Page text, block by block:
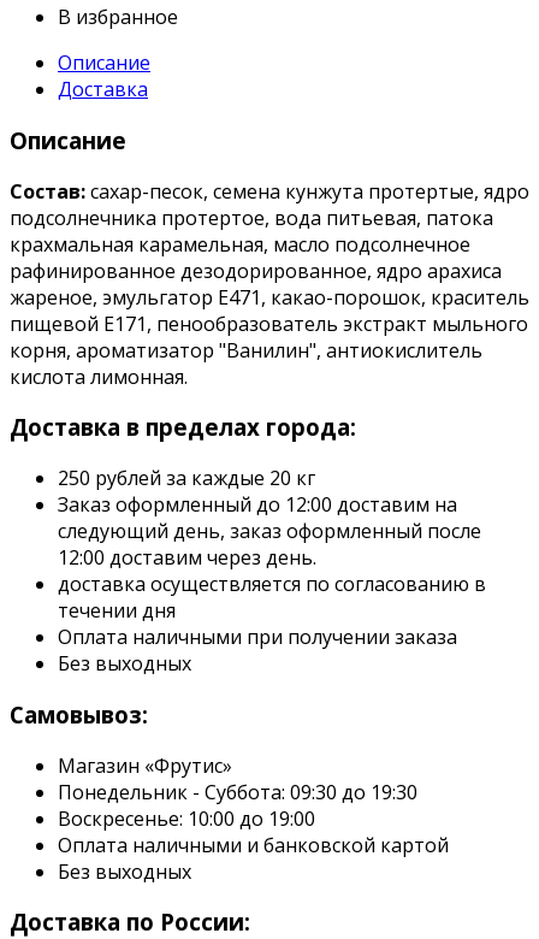
В избранное
Описание
Доставка
Описание
Состав:сахар-песок, семена кунжута протертые, ядро
подсолнечника протертое, вода питьевая, патока
крахмальная карамельная, масло подсолнечное
рафинированное дезодорированное, ядро арахиса
жареное, эмульгатор Е471, какао-порошок, краситель
пищевой E171, пенообразователь экстракт мыльного
корня, ароматизатор "Ванилин", антиокислитель
кислота лимонная.
Доставка в пределах города:
250 рублей за каждые 20 кг
Заказ оформленный до 12:00 доставим на
следующий день, заказ оформленный после
12:00 доставим через день.
доставка осуществляется по согласованию в
течении дня
Оплата наличными при получении заказа
Без выходных
Самовывоз:
Магазин «Фрутис»
Понедельник - Суббота: 09:30 до 19:30
Воскресенье: 10:00 до 19:00
Оплата наличными и банковской картой
Без выходных
Доставка по России: